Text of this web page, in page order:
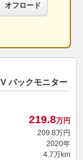
オフロード
バックモニター
219.8万円
209. 8万円
2020年
4.7万km